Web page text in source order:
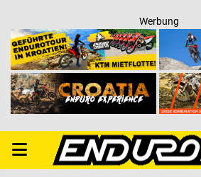
Werbung
PRIMARY